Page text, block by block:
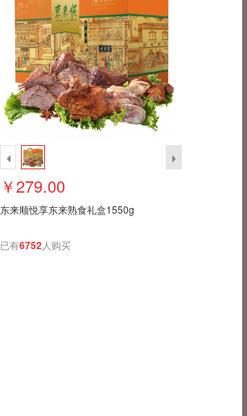
￥279.00
东来顺悦享东来熟食礼盒1550g
已有6752人购买